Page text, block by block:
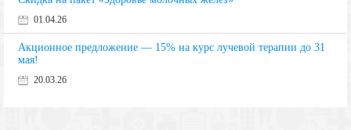
01.04.26
Акционное предложение — 15% на курс лучевой терапии до 31
мая!
20.03.26